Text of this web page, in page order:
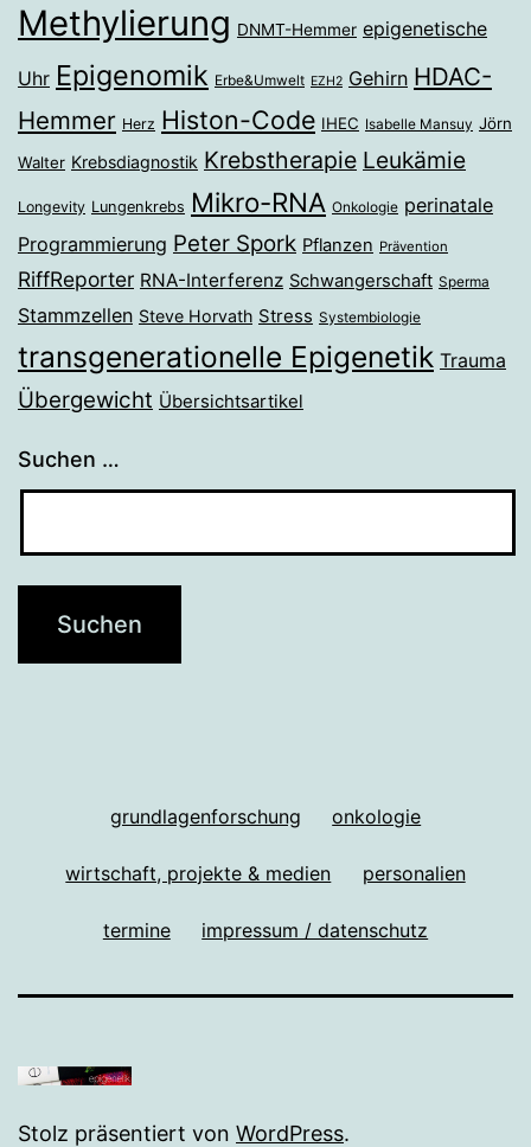
Methylierung DNMT-Hemmer epigenetische
Uhr Epigenomik Erbe&Umwelt EZH2 Gehirn HDAC-
Hemmer Herz Histon-Code IHEC Isabelle Mansuy Jörn
Walter Krebsdiagnostik Krebstherapie Leukämie
Longevity Lungenkrebs Mikro-RNA Onkologie perinatale
Programmierung Peter Spork Pflanzen Prävention
RiffReporter RNA-Interferenz Schwangerschaft Sperma
Stammzellen Steve Horvath Stress Systembiologie
transgenerationelle Epigenetik Trauma
Übergewicht Übersichtsartikel
Suchen …
grundlagenforschung onkologie
wirtschaft, projekte & medien personalien
termine impressum / datenschutz
Stolz präsentiert von WordPress.